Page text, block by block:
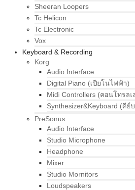
Sheeran Loopers
Tc Helicon
Tc Electronic
Vox
Keyboard & Recording
Korg
Audio Interface
Digital Piano (เปียโนไฟฟ้า)
Midi Controllers (คอนโทรลเ
Synthesizer&Keyboard (คีย์
PreSonus
Audio Interface
Studio Microphone
Headphone
Mixer
Studio Mornitors
Loudspeakers